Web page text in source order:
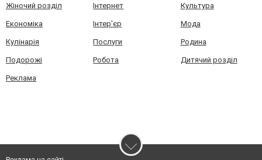
Жіночий розділ Інтернет Культура
Економіка Інтер'єр Мода
Кулінарія Послуги Родина
Подорожі Робота Дитячий розділ
Реклама